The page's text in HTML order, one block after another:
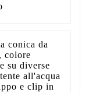
conica da
colore
su diverse
all'acqua
e clip in